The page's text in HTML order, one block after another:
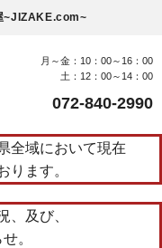
~JIZAKE.com~
月～金：10：00～16：00
土：12：00～14：00
072-840-2990
全域において現在
ります。
、及び、
。